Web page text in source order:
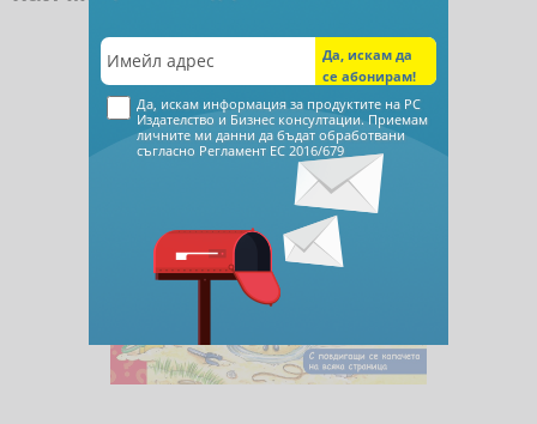
Да, искам информация за продуктите на РС
Издателство и Бизнес консултации. Приемам
личните ми данни да бъдат обработвани
съгласно Регламент ЕС 2016/679